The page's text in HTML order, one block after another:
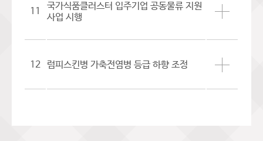
11
국가식품클러스터 입주기업 공동물류 지원
사업 시행
12 럼피스킨병 가축전염병 등급 하향 조정